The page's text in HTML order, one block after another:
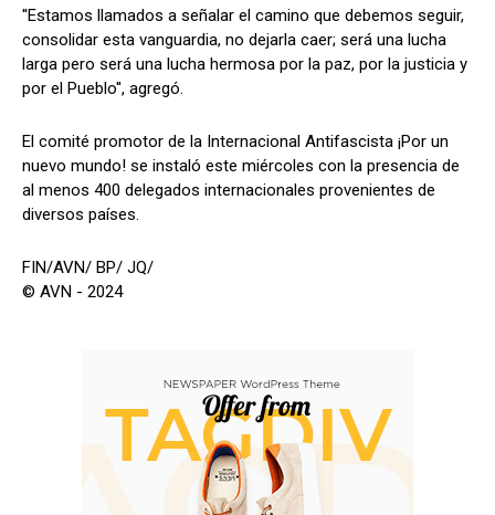
''Estamos llamados a señalar el camino que debemos seguir,
consolidar esta vanguardia, no dejarla caer; será una lucha
larga pero será una lucha hermosa por la paz, por la justicia y
por el Pueblo'', agregó.
El comité promotor de la Internacional Antifascista ¡Por un
nuevo mundo! se instaló este miércoles con la presencia de
al menos 400 delegados internacionales provenientes de
diversos países.
FIN/AVN/ BP/ JQ/
© AVN - 2024